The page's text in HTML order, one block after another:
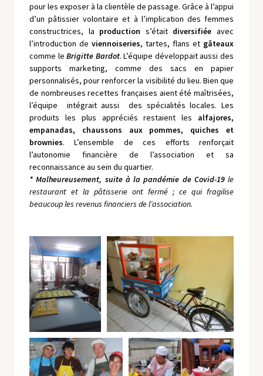
pour les exposer à la clientèle de passage. Grâce à l’appui
d’un pâtissier volontaire et à l’implication des femmes
constructrices, la production s’était diversifiée avec
l’introduction de viennoiseries, tartes, flans et gâteaux
comme leBrigitte Bardot. L’équipe développait aussi des
supports marketing, comme des sacs en papier
personnalisés, pour renforcer la visibilité du lieu. Bien que
de nombreuses recettes françaises aient été maîtrisées,
l’équipe intégrait aussi des spécialités locales. Les
produits les plus appréciés restaient les alfajores,
empanadas, chaussons aux pommes, quiches et
brownies. L’ensemble de ces efforts renforçait
l’autonomie financière de l’association et sa
reconnaissance au sein du quartier.
* Malheureusement, suite à la pandémie de Covid-19 le
restaurant et la pâtisserie ont fermé ; ce qui fragilise
beaucoup les revenus financiers de l’association.